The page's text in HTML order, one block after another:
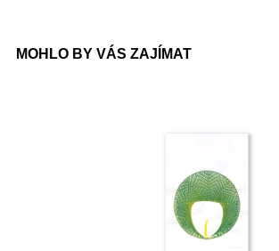
MOHLO BY VÁS ZAJÍMAT